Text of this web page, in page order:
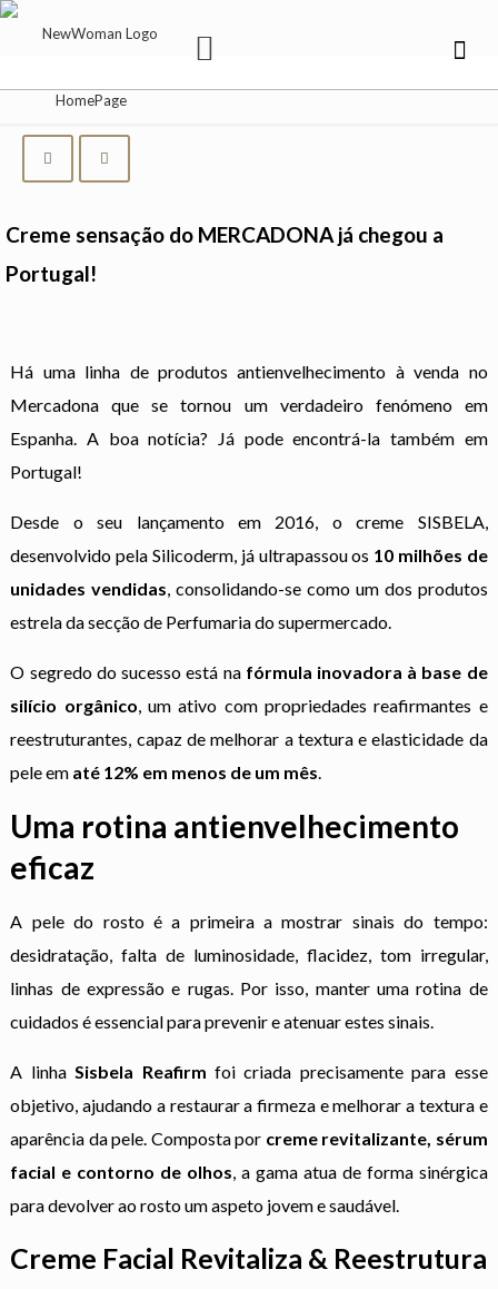
Creme sensação do MERCADONA já chegou a
Portugal!
Há uma linha de produtos antienvelhecimento à venda no
Mercadona que se tornou um verdadeiro fenómeno em
Espanha. A boa notícia? Já pode encontrá-la também em
Portugal!
Desde o seu lançamento em 2016, o creme SISBELA,
desenvolvido pela Silicoderm, já ultrapassou os 10 milhões de
unidades vendidas, consolidando-se como um dos produtos
estrela da secção de Perfumaria do supermercado.
O segredo do sucesso está na fórmula inovadora à base de
silício orgânico, um ativo com propriedades reafirmantes e
reestruturantes, capaz de melhorar a textura e elasticidade da
pele em até 12% em menos de um mês.
Uma rotina antienvelhecimento
eficaz
A pele do rosto é a primeira a mostrar sinais do tempo:
desidratação, falta de luminosidade, flacidez, tom irregular,
linhas de expressão e rugas. Por isso, manter uma rotina de
cuidados é essencial para prevenir e atenuar estes sinais.
A linhaSisbela Reafirm foi criada precisamente para esse
objetivo, ajudando a restaurar a firmeza e melhorar a textura e
aparência da pele. Composta por creme revitalizante, sérum
facial e contorno de olhos, a gama atua de forma sinérgica
para devolver ao rosto um aspeto jovem e saudável.
Creme Facial Revitaliza & Reestrutura